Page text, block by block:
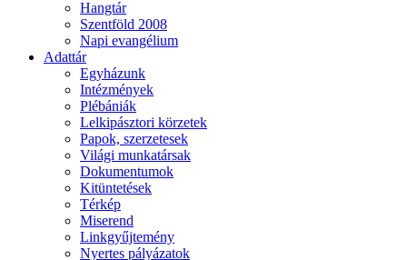
Hangtár
Szentföld 2008
Napi evangélium
Adattár
Egyházunk
Intézmények
Plébániák
Lelkipásztori körzetek
Papok, szerzetesek
Világi munkatársak
Dokumentumok
Kitüntetések
Térkép
Miserend
Linkgyűjtemény
Nyertes pályázatok